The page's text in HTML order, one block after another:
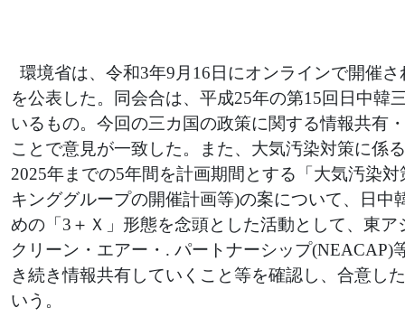
環境省は、令和3年9月16日にオンラインで開催
を公表した。同会合は、平成25年の第15回日中
いるもの。今回の三カ国の政策に関する情報共有
ことで意見が一致した。また、大気汚染対策に係
2025年までの5年間を計画期間とする「大気汚染
キンググループの開催計画等)の案について、日
めの「3＋Ｘ」形態を念頭とした活動として、東
クリーン・エアー・. パートナーシップ
き続き情報共有していくこと等を確認し、合意し
いう。